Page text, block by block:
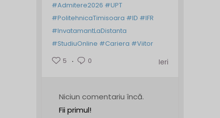
#Admitere2026 #UPT
#PolitehnicaTimisoara #ID #IFR
#InvatamantLaDistanta
#StudiuOnline #Cariera #Viitor
5
0 Ieri
Niciun comentariu încă.
Fii primul!